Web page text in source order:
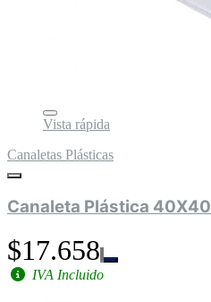
Vista rápida
Canaletas Plásticas
Canaleta Plástica 40X40
$17.658
IVA Incluido